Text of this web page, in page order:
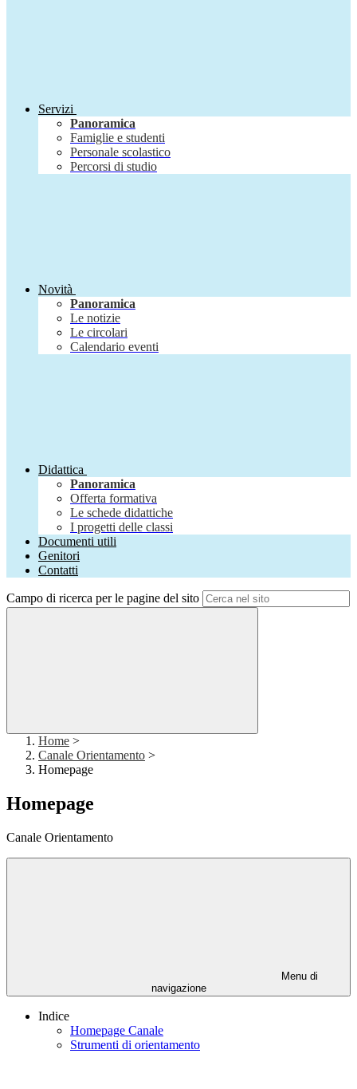
Servizi
Panoramica
Famiglie e studenti
Personale scolastico
Percorsi di studio
Novità
Panoramica
Le notizie
Le circolari
Calendario eventi
Didattica
Panoramica
Offerta formativa
Le schede didattiche
I progetti delle classi
Documenti utili
Genitori
Contatti
Campo di ricerca per le pagine del sito
Home >
Canale Orientamento >
Homepage
Homepage
Canale Orientamento
Menu di
navigazione
Indice
Homepage Canale
Strumenti di orientamento